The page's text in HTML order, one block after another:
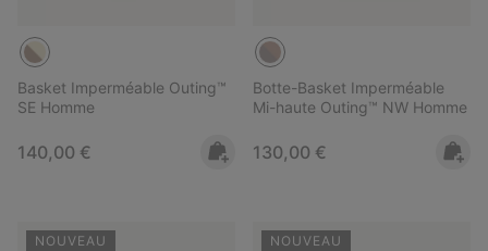
Basket Imperméable Outing™
SE Homme
Regular price:
140,00 €
Botte-Basket Imperméable
Mi-haute Outing™ NW Homme
Regular price:
130,00 €
NOUVEAU NOUVEAU